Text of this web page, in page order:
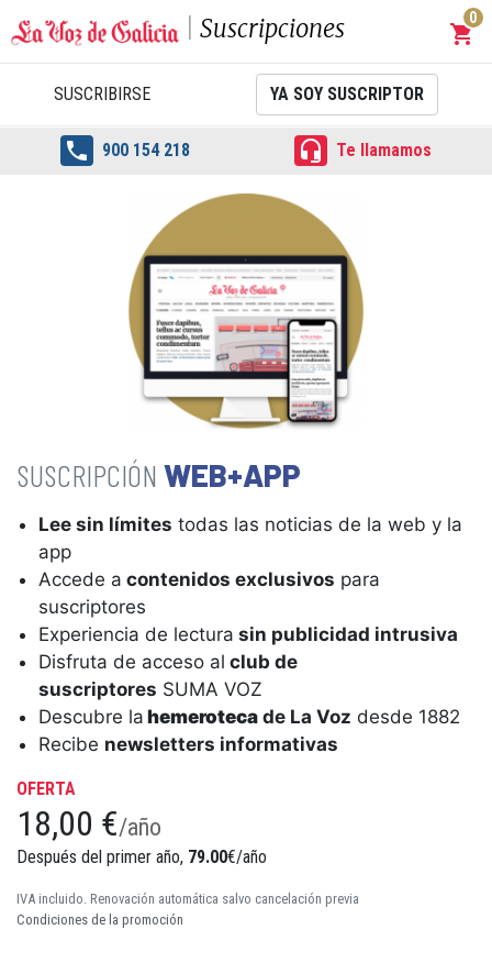
Suscripciones shopping_cart
0
SUSCRIBIRSE YA SOY SUSCRIPTOR
 900 154 218  Te llamamos
WEB+APP
Lee sin límites todas las noticias de la web y la
app
Accede a contenidos exclusivos para
suscriptores
Experiencia de lectura sin publicidad intrusiva
Disfruta de acceso al club de
suscriptores SUMA VOZ
Descubre la hemeroteca de La Voz desde 1882
Recibe newsletters informativas
OFERTA
18,00 €/año
Después del primer año, 79.00€/año
IVA incluido. Renovación automática salvo cancelación previa
Condiciones de la promoción